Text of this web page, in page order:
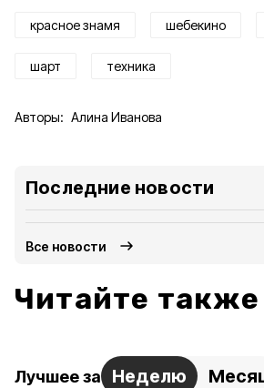
красное знамя шебекино
шарт техника
Авторы: Алина Иванова
Последние новости
Все новости
Читайте также
Лучшее за Неделю